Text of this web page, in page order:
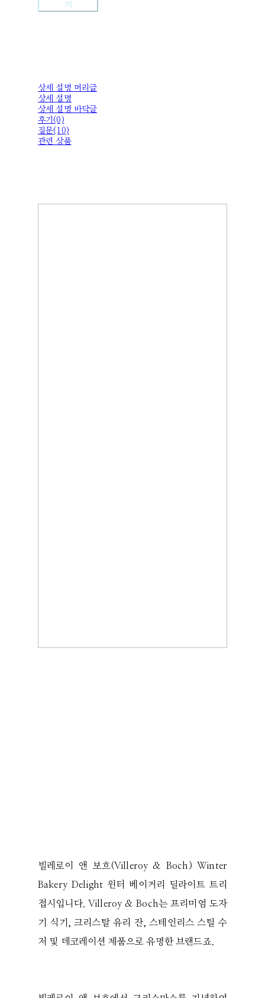
기
상세 설명 머리글
상세 설명
상세 설명 바닥글
후기(0)
질문(10)
관련 상품
빌레로이 앤 보흐(Villeroy & Boch) Winter
Bakery Delight 윈터 베이커리 딜라이트 트리
접시입니다. Villeroy & Boch는 프리미엄 도자
기 식기, 크리스탈 유리 잔, 스테인리스 스틸 수
저 및 데코레이션 제품으로 유명한 브랜드죠.